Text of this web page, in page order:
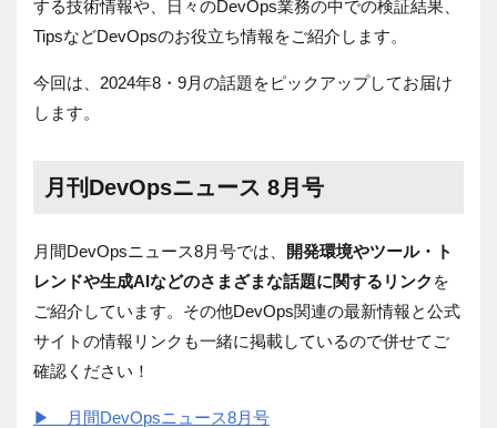
する技術情報や、日々のDevOps業務の中での検証結果、
TipsなどDevOpsのお役立ち情報をご紹介します。
今回は、 2024年8・9月の話題をピックアップしてお届け
します。
月刊DevOpsニュース 8月号
月間DevOpsニュース8月号では、
開発環境やツール・ト
レンドや生成AIなどのさまざまな話題に関するリンク を
ご紹介しています。その他DevOps関連の最新情報と公式
サイトの情報リンクも一緒に掲載しているので併せてご
確認ください！
▶ 月間DevOpsニュース8月号